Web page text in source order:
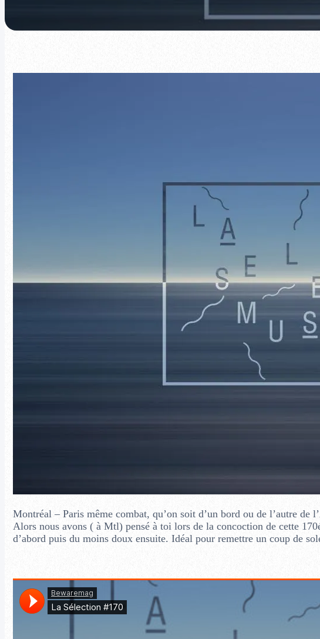
Montréal – Paris même combat, qu’on soit d’un bord ou de l’autre de
Alors nous avons ( à Mtl) pensé à toi lors de la concoction de cette
d’abord puis du moins doux ensuite. Idéal pour remettre un coup de